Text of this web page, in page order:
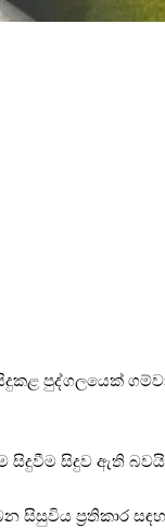
පුද්ගලයෙක්
සිදුවීම සිදුව ඇති
ප්‍රතිකාර ස